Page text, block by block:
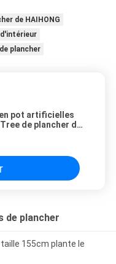
de HAIHONG
plancher
pot artificielles
Tree de plancher de
de plancher
155cm plante le